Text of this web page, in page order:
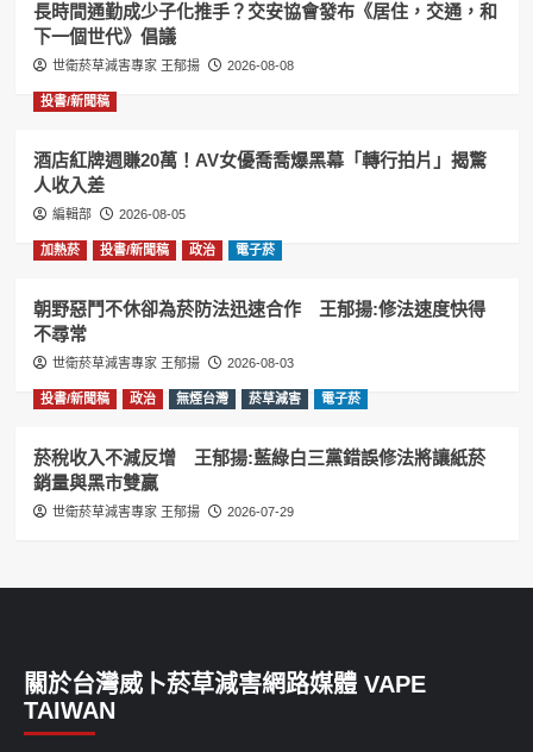
長時間通勤成少子化推手？交安協會發布《居住，交通，和
下一個世代》倡議
世衛菸草減害專家 王郁揚 2026-08-08
投書/新聞稿
酒店紅牌週賺20萬！AV女優喬喬爆黑幕「轉行拍片」揭驚
人收入差
編輯部 2026-08-05
加熱菸 投書/新聞稿 政治 電子菸
朝野惡鬥不休卻為菸防法迅速合作 王郁揚:修法速度快得
不尋常
世衛菸草減害專家 王郁揚 2026-08-03
投書/新聞稿 政治 無煙台灣 菸草減害 電子菸
菸稅收入不減反增 王郁揚:藍綠白三黨錯誤修法將讓紙菸
銷量與黑市雙贏
世衛菸草減害專家 王郁揚 2026-07-29
關於台灣威卜菸草減害網路媒體 VAPE
TAIWAN